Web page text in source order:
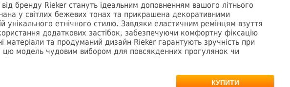
від бренду Rieker стануть ідеальним доповненням вашого літнього
у світлих бежевих тонах та прикрашена декоративними
унікального етнічного стилю. Завдяки еластичним ремінцям взуття
додаткових застібок, забезпечуючи комфортну фіксацію
матеріали та продуманий дизайн Rieker гарантують зручність при
цю модель чудовим вибором для повсякденних прогулянок чи